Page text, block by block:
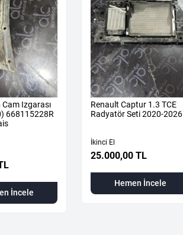
Cam Izgarası
668115228R
İncele
Renault Captur 1.3 TCE
Radyatör Seti 2020-2026
İkinci El
25.000,00 TL
Hemen İncele